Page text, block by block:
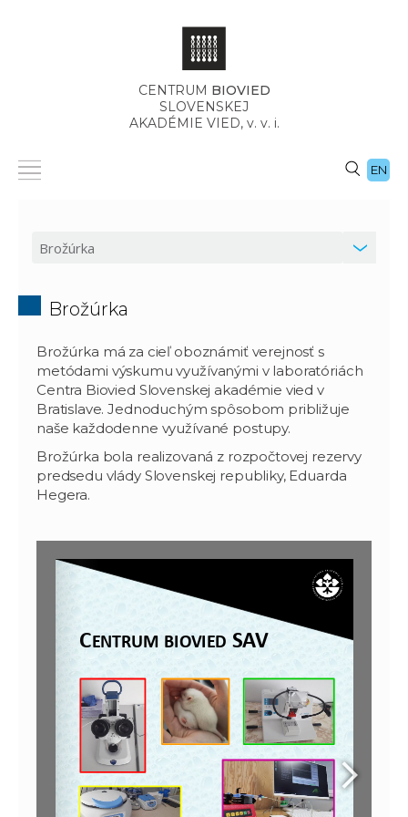
CENTRUM BIOVIED
SLOVENSKEJ
AKADÉMIE VIED, v. v. i.
EN
Brožúrka
Brožúrka má za cieľ oboznámiť verejnosť s
metódami výskumu využívanými v laboratóriách
Centra Biovied Slovenskej akadémie vied v
Bratislave. Jednoduchým spôsobom približuje
naše každodenne využívané postupy.
Brožúrka bola realizovaná z rozpočtovej rezervy
predsedu vlády Slovenskej republiky, Eduarda
Hegera.